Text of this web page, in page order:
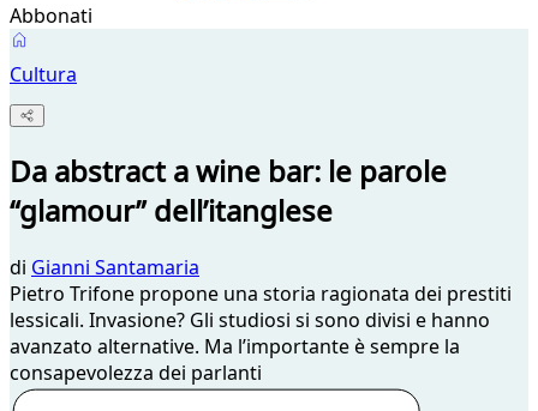
Abbonati
Cultura
Da abstract a wine bar: le parole
“glamour” dell’itanglese
di Gianni Santamaria
Pietro Trifone propone una storia ragionata dei prestiti
lessicali. Invasione? Gli studiosi si sono divisi e hanno
avanzato alternative. Ma l’importante è sempre la
consapevolezza dei parlanti